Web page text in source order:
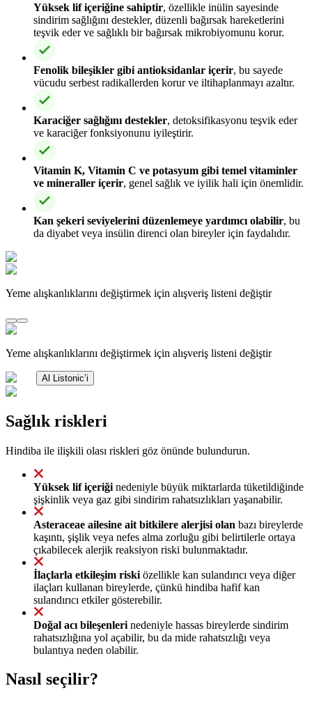
Yüksek lif içeriğine sahiptir, özellikle inülin sayesinde
sindirim sağlığını destekler, düzenli bağırsak hareketlerini
teşvik eder ve sağlıklı bir bağırsak mikrobiyomunu korur.
Fenolik bileşikler gibi antioksidanlar içerir, bu sayede
vücudu serbest radikallerden korur ve iltihaplanmayı azaltır.
Karaciğer sağlığını destekler, detoksifikasyonu teşvik eder
ve karaciğer fonksiyonunu iyileştirir.
Vitamin K, Vitamin C ve potasyum gibi temel vitaminler
ve mineraller içerir, genel sağlık ve iyilik hali için önemlidir.
Kan şekeri seviyelerini düzenlemeye yardımcı olabilir, bu
da diyabet veya insülin direnci olan bireyler için faydalıdır.
Yeme alışkanlıklarını değiştirmek için alışveriş listeni değiştir
Yeme alışkanlıklarını değiştirmek için alışveriş listeni değiştir
Al Listonic’i
Sağlık riskleri
Hindiba ile ilişkili olası riskleri göz önünde bulundurun.
Yüksek lif içeriği nedeniyle büyük miktarlarda tüketildiğinde
şişkinlik veya gaz gibi sindirim rahatsızlıkları yaşanabilir.
Asteraceae ailesine ait bitkilere alerjisi olan bazı bireylerde
kaşıntı, şişlik veya nefes alma zorluğu gibi belirtilerle ortaya
çıkabilecek alerjik reaksiyon riski bulunmaktadır.
İlaçlarla etkileşim riski özellikle kan sulandırıcı veya diğer
ilaçları kullanan bireylerde, çünkü hindiba hafif kan
sulandırıcı etkiler gösterebilir.
Doğal acı bileşenleri nedeniyle hassas bireylerde sindirim
rahatsızlığına yol açabilir, bu da mide rahatsızlığı veya
bulantıya neden olabilir.
Nasıl seçilir?